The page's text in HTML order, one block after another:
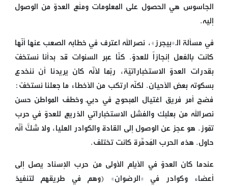
الجاسوس هي الحصول على المعلومات ومنْع العدوّ من الوصول
إليه.
في مسألة الـ«بيجرز»، نصرالله اعترف في خطابه الصعب عنها أنّها
كانت بالفعل إنجازاً للعدوّ. كنّا عبر السنوات قد بدأنا نستخفّ
بقدرات العدوّ الاستخباراتيّة، ربّما لأنّه كان يريدنا أن ننخدع
بسكوته بعض الأحيان. لكنّه ارتكب من الأخطاء ما جعلنا نستخفّ:
فضح أمر فريق اغتيال المبحوح في دبيّ وخطف المواطن حسن
نصرالله من بعلبك والفشل الاستخباراتي الذريع للعدوّ في حرب
تمّوز. هو عجز عن الوصول إلى القادة والكوادر العليا، ولا شكَّ أنّه
حاول. هذه الحرب المُدمِّرة كانت تختلف.
عندما كان العدوّ في الأيّام الأُولى من حرب الإسناد يصل إلى
أعضاء وكوادر في «الرضوان» (وهم في طريقهم لتنفيذ